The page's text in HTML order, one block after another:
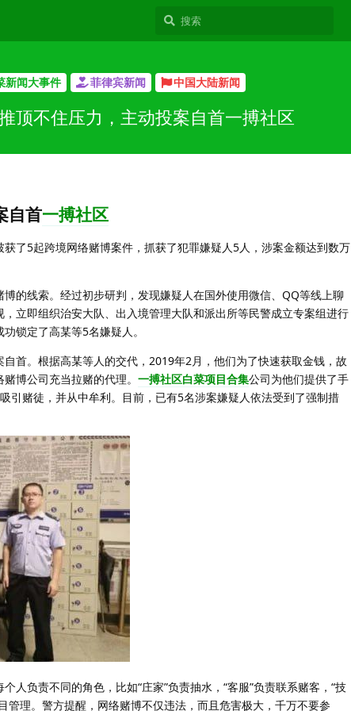
新闻大事件 菲律宾新闻 中国大陆新闻
顶不住压力，主动投案自首一搏社区
自首一搏社区
了5起跨境网络赌博案件，抓获了犯罪嫌疑人5人，涉案金额达到数万
的线索。经过初步研判，发现嫌疑人在国外使用微信、QQ等线上聊
立即组织治安大队、出入境管理大队和派出所等民警成立专案组进行
锁定了高某等5名嫌疑人。
首。根据高某等人的交代，2019年2月，他们为了快速获取金钱，故
博公司充当拉赌的代理。 一搏社区白菜项目合集公司为他们提供了手
引赌徒，并从中牟利。目前，已有5名涉案嫌疑人依法受到了强制措
人负责不同的角色，比如“庄家”负责抽水，“客服”负责联系赌客，“技
管理。警方提醒，网络赌博不仅违法，而且危害极大，千万不要参